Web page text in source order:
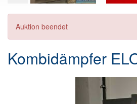
Auktion beendet
Kombidämpfer